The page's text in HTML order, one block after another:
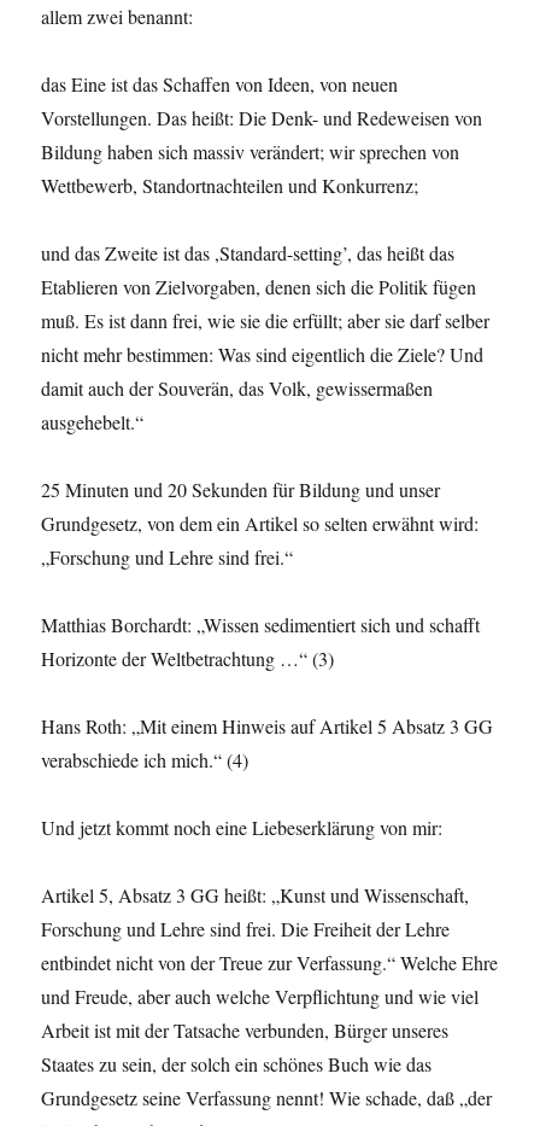
allem zwei benannt:
das Eine ist das Schaffen von Ideen, von neuen
Vorstellungen. Das heißt: Die Denk- und Redeweisen von
Bildung haben sich massiv verändert; wir sprechen von
Wettbewerb, Standortnachteilen und Konkurrenz;
und das Zweite ist das ,Standard-setting’, das heißt das
Etablieren von Zielvorgaben, denen sich die Politik fügen
muß. Es ist dann frei, wie sie die erfüllt; aber sie darf selber
nicht mehr bestimmen: Was sind eigentlich die Ziele? Und
damit auch der Souverän, das Volk, gewissermaßen
ausgehebelt.“
25 Minuten und 20 Sekunden für Bildung und unser
Grundgesetz, von dem ein Artikel so selten erwähnt wird:
„Forschung und Lehre sind frei.“
Matthias Borchardt: „Wissen sedimentiert sich und schafft
Horizonte der Weltbetrachtung …“ (3)
Hans Roth: „Mit einem Hinweis auf Artikel 5 Absatz 3 GG
verabschiede ich mich.“ (4)
Und jetzt kommt noch eine Liebeserklärung von mir:
Artikel 5, Absatz 3 GG heißt: „Kunst und Wissenschaft,
Forschung und Lehre sind frei. Die Freiheit der Lehre
entbindet nicht von der Treue zur Verfassung.“ Welche Ehre
und Freude, aber auch welche Verpflichtung und wie viel
Arbeit ist mit der Tatsache verbunden, Bürger unseres
Staates zu sein, der solch ein schönes Buch wie das
Grundgesetz seine Verfassung nennt! Wie schade, daß „der